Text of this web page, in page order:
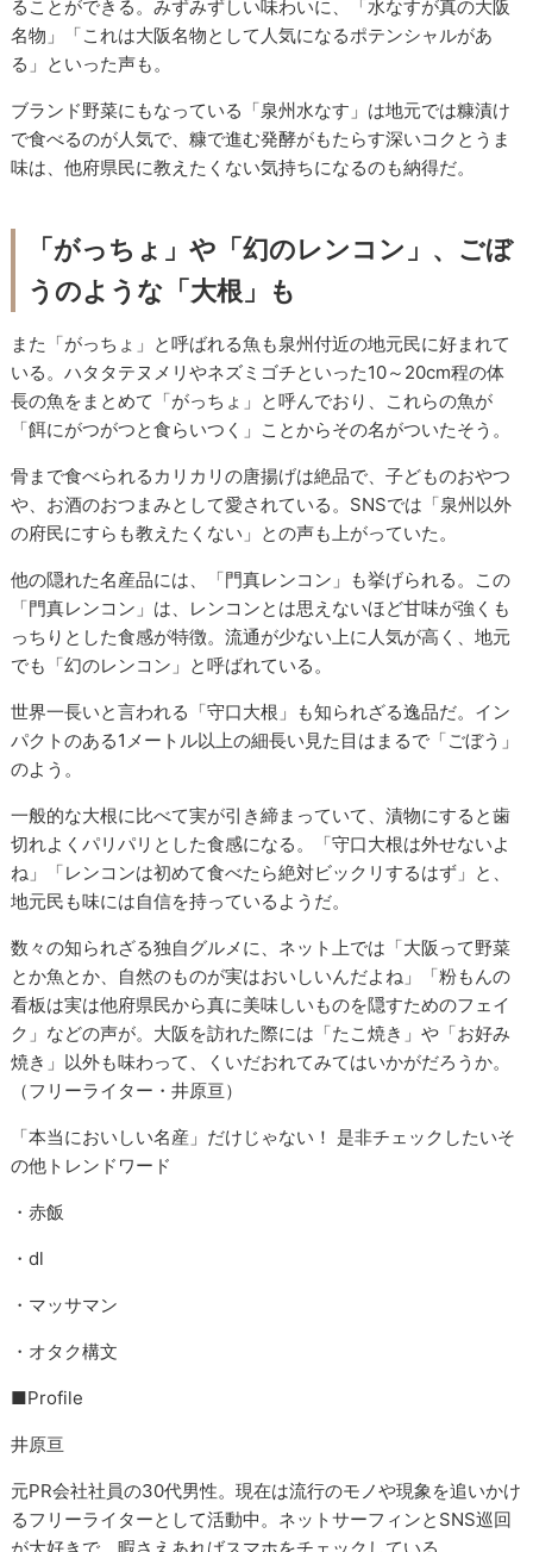
ることができる。みずみずしい味わいに、「水なすが真の大阪
名物」「これは大阪名物として人気になるポテンシャルがあ
る」といった声も。
ブランド野菜にもなっている「泉州水なす」は地元では糠漬け
で食べるのが人気で、糠で進む発酵がもたらす深いコクとうま
味は、他府県民に教えたくない気持ちになるのも納得だ。
「がっちょ」や「幻のレンコン」、ごぼ
うのような「大根」も
また「がっちょ」と呼ばれる魚も泉州付近の地元民に好まれて
いる。ハタタテヌメリやネズミゴチといった10～20cm程の体
長の魚をまとめて「がっちょ」と呼んでおり、これらの魚が
「餌にがつがつと食らいつく」ことからその名がついたそう。
骨まで食べられるカリカリの唐揚げは絶品で、子どものおやつ
や、お酒のおつまみとして愛されている。SNSでは「泉州以外
の府民にすらも教えたくない」との声も上がっていた。
他の隠れた名産品には、「門真レンコン」も挙げられる。この
「門真レンコン」は、レンコンとは思えないほど甘味が強くも
っちりとした食感が特徴。流通が少ない上に人気が高く、地元
でも「幻のレンコン」と呼ばれている。
世界一長いと言われる「守口大根」も知られざる逸品だ。イン
パクトのある1メートル以上の細長い見た目はまるで「ごぼう」
のよう。
一般的な大根に比べて実が引き締まっていて、漬物にすると歯
切れよくパリパリとした食感になる。「守口大根は外せないよ
ね」「レンコンは初めて食べたら絶対ビックリするはず」と、
地元民も味には自信を持っているようだ。
数々の知られざる独自グルメに、ネット上では「大阪って野菜
とか魚とか、自然のものが実はおいしいんだよね」「粉もんの
看板は実は他府県民から真に美味しいものを隠すためのフェイ
ク」などの声が。大阪を訪れた際には「たこ焼き」や「お好み
焼き」以外も味わって、くいだおれてみてはいかがだろうか。
（フリーライター・井原亘）
「本当においしい名産」だけじゃない！ 是非チェックしたいそ
の他トレンドワード
・赤飯
・dl
・マッサマン
・オタク構文
■Profile
井原亘
元PR会社社員の30代男性。現在は流行のモノや現象を追いかけ
るフリーライターとして活動中。ネットサーフィンとSNS巡回